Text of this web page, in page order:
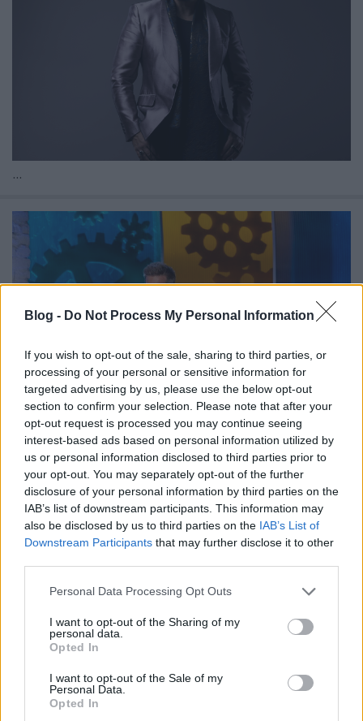
Blog - Do Not Process My Personal Information
If you wish to opt-out of the sale, sharing to third parties, or
processing of your personal or sensitive information for
targeted advertising by us, please use the below opt-out
section to confirm your selection. Please note that after your
opt-out request is processed you may continue seeing
interest-based ads based on personal information utilized by
us or personal information disclosed to third parties prior to
your opt-out. You may separately opt-out of the further
disclosure of your personal information by third parties on the
IAB’s list of downstream participants. This information may
also be disclosed by us to third parties on the IAB’s List of
Downstream Participants that may further disclose it to other
Please note that this website/app uses one or more Google
not limited to your visit or usage behaviour. You may click to
grant or deny consent to Google and its third-party tags to
use your data for below specified purposes in below Google
consent section.
Personal Data Processing Opt Outs
I want to opt-out of the Sharing of my
personal data.
Opted In
I want to opt-out of the Sale of my
Personal Data.
Opted In
...
Az RTL bejelentette, kik lesznek az
idei Nyerő páros szereplői
ReklámInvázió •2024. május 25.
Nem sok a hasonlóság a korábban kiszivárgott és a
tényleges szereplői lista között.